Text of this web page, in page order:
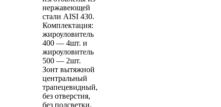
нержавеющей
стали AISI 430.
Комплектация:
жироуловитель
400 — 4шт. и
жироуловитель
500 — 2шт.
Зонт вытяжной
центральный
трапецевидный,
без отверстия,
без подсветки,